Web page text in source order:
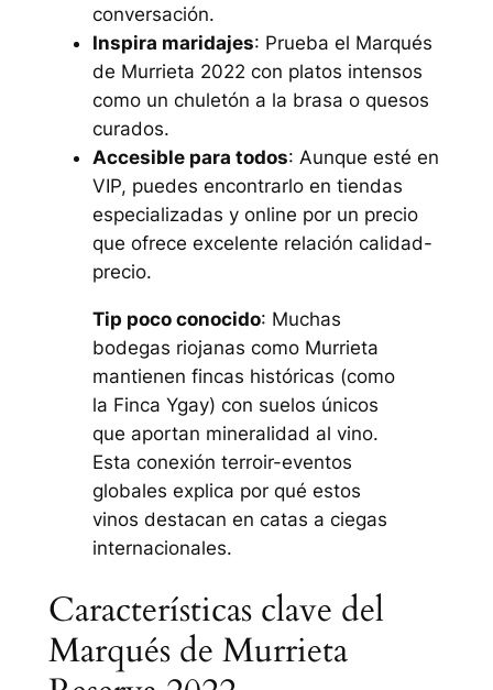
conversación.
Inspira maridajes: Prueba el Marqués
de Murrieta 2022 con platos intensos
como un chuletón a la brasa o quesos
curados.
Accesible para todos: Aunque esté en
VIP, puedes encontrarlo en tiendas
especializadas y online por un precio
que ofrece excelente relación calidad-
precio.
Tip poco conocido: Muchas
bodegas riojanas como Murrieta
mantienen fincas históricas (como
la Finca Ygay) con suelos únicos
que aportan mineralidad al vino.
Esta conexión terroir-eventos
globales explica por qué estos
vinos destacan en catas a ciegas
internacionales.
Características clave del
Marqués de Murrieta